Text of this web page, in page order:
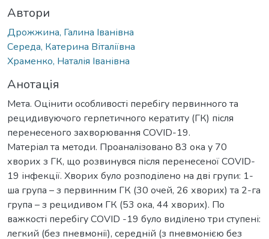
Автори
Дрожжина, Галина Іванівна
Середа, Катерина Віталіївна
Храменко, Наталія Іванівна
Анотація
Мета. Оцінити особливості перебігу первинного та
рецидивуючого герпетичного кератиту (ГК) після
перенесеного захворювання СOVID-19.
Матеріал та методи. Проаналізовано 83 ока у 70
хворих з ГК, що розвинувся після перенесеної СOVID-
19 інфекції. Хворих було розподілено на дві групи: 1-
ша група – з первинним ГК (30 очей, 26 хворих) та 2-га
група – з рецидивом ГК (53 ока, 44 хворих). По
важкості перебігу COVID -19 було виділено три ступені:
легкий (без пневмонії), середній (з пневмонією без